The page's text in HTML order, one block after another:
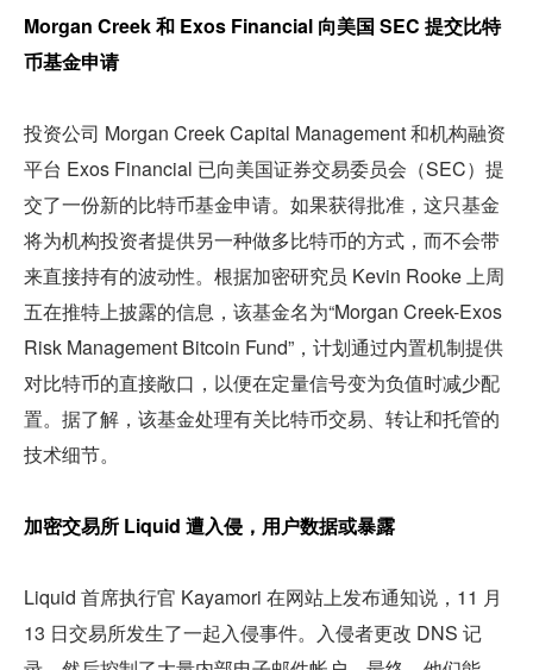
Morgan Creek 和 Exos Financial 向美国 SEC 提交比特
币基金申请
投资公司 Morgan Creek Capital Management 和机构融资
平台 Exos Financial 已向美国证券交易委员会（SEC）提
交了一份新的比特币基金申请。如果获得批准，这只基金
将为机构投资者提供另一种做多比特币的方式，而不会带
来直接持有的波动性。根据加密研究员 Kevin Rooke 上周
五在推特上披露的信息，该基金名为“Morgan Creek-Exos
Risk Management Bitcoin Fund”，计划通过内置机制提供
对比特币的直接敞口，以便在定量信号变为负值时减少配
置。据了解，该基金处理有关比特币交易、转让和托管的
技术细节。
加密交易所 Liquid 遭入侵，用户数据或暴露
Liquid 首席执行官 Kayamori 在网站上发布通知说，11 月
13 日交易所发生了一起入侵事件。入侵者更改 DNS 记